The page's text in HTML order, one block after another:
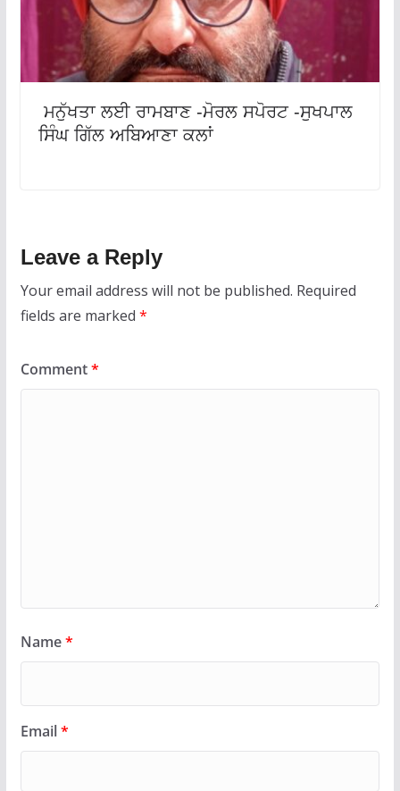
ਮਨੁੱਖਤਾ ਲਈ ਰਾਮਬਾਣ -ਮੋਰਲ ਸਪੋਰਟ -ਸੁਖਪਾਲ
ਸਿੰਘ ਗਿੱਲ ਅਬਿਆਣਾ ਕਲਾਂ
Leave a Reply
Your email address will not be published. Required
fields are marked *
Comment*
Name*
Email*